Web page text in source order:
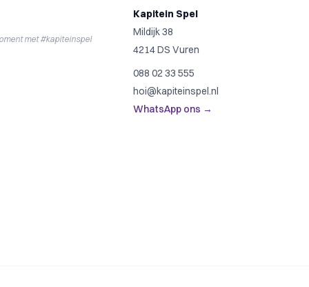
met #kapiteinspel
Kapitein Spel
Mildijk 38
4214 DS Vuren
088 02 33 555
hoi@kapiteinspel.nl
WhatsApp ons →